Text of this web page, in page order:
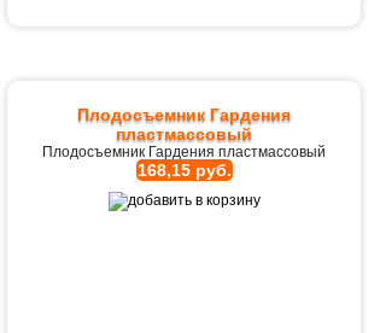
Плодосъемник Гардения
пластмассовый
Плодосъемник Гардения пластмассовый
168,15 руб.